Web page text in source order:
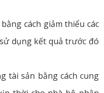
cách giảm thiểu các
dụng kết quả trước đó
tài sản bằng cách cung